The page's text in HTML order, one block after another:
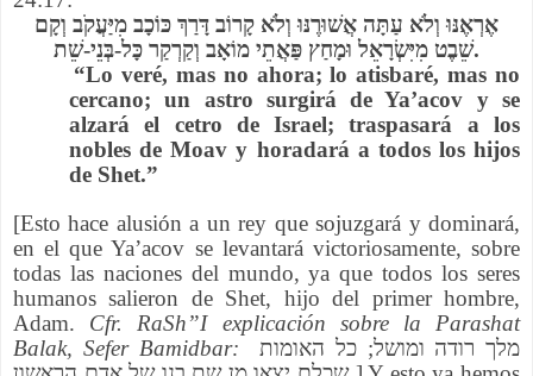
אֶרְאֶנּוּ וְלֹא עַתָּה אֲשׁוּרֶנּוּ וְלֹא קָרוֹב דָּרַךְ כּוֹכָב מִיַּעֲקֹב וְקָם
שֵׁבֶט מִיִּשְׂרָאֵל וּמָחַץ פַּאֲתֵי מוֹאָב וְקַרְקַר כָּל-בְּנֵי-שֵׁת.
“Lo veré, mas no ahora; lo atisbaré, mas no
cercano; un astro surgirá de Ya’acov y se
alzará el cetro de Israel; traspasará a los
nobles de Moav y horadará a todos los hijos
de Shet.”
[Esto hace alusión a un rey que sojuzgará y dominará,
en el que Ya’acov se levantará victoriosamente, sobre
todas las naciones del mundo, ya que todos los seres
humanos salieron de Shet, hijo del primer hombre,
Adam. Cfr. RaSh”I explicación sobre la Parashat
Balak, Sefer Bamidbar: מלך רודה ומושל; כל האומות